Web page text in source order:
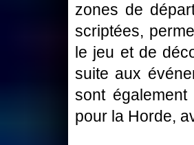
zones de
scriptées,
le jeu et de
suite aux
sont
pour la Horde,